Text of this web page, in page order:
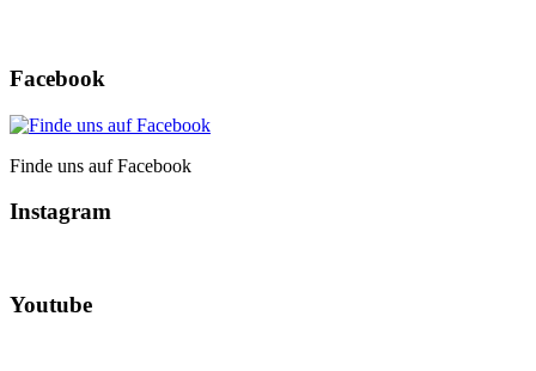
Facebook
Finde uns auf Facebook
Instagram
Youtube